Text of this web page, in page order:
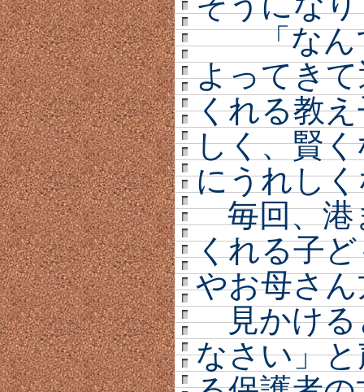
「なんで
よってき
くれる教
しく、賢
にうれし
毎回、港
くれる子
やお母さ
見かける
なさい」